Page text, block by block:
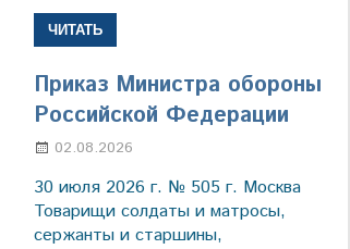
ЧИТАТЬ
Приказ Министра обороны
Российской Федерации
02.08.2026
30 июля 2026 г. № 505 г. Москва
Товарищи солдаты и матросы,
сержанты и старшины,